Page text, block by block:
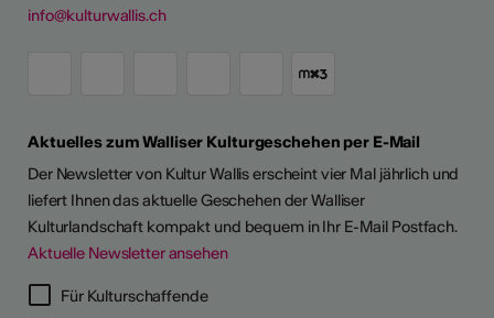
info@kulturwallis.ch
Aktuelles zum Walliser Kulturgeschehen per E-Mail
Der Newsletter von Kultur Wallis erscheint vier Mal jährlich und
liefert Ihnen das aktuelle Geschehen der Walliser
Kulturlandschaft kompakt und bequem in Ihr E-Mail Postfach.
Aktuelle Newsletter ansehen
Für Kulturschaffende